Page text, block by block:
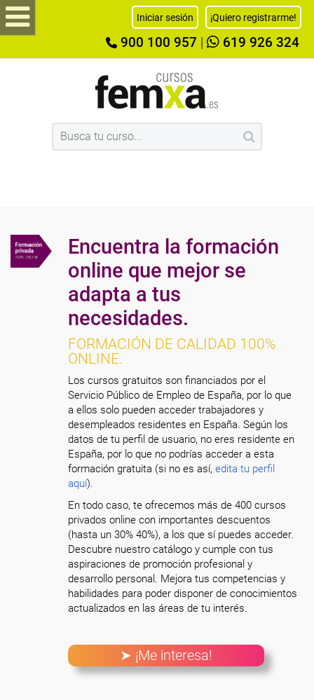
Iniciar sesión ¡Quiero registrarme!
900 100 957 619 926 324
Encuentra la formación
online que mejor se
adapta a tus
necesidades.
FORMACIÓN DE CALIDAD 100%
ONLINE.
Los cursos gratuitos son financiados por el
Servicio Público de Empleo de España, por lo que
a ellos solo pueden acceder trabajadores y
desempleados residentes en España. Según los
datos de tu perfil de usuario, no eres residente en
España, por lo que no podrías acceder a esta
formación gratuita (si no es así,edita tu perfil
aquí).
En todo caso, te ofrecemos más de 400 cursos
privados online con importantes descuentos
(hasta un 30% 40%), a los que sí puedes acceder.
Descubre nuestro catálogo y cumple con tus
aspiraciones de promoción profesional y
desarrollo personal. Mejora tus competencias y
habilidades para poder disponer de conocimientos
actualizados en las áreas de tu interés.
➤ ¡Me interesa!